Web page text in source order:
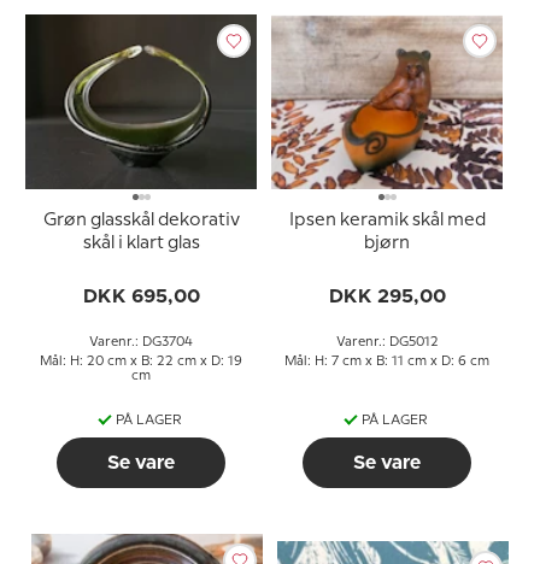
Grøn glasskål dekorativ
skål i klart glas
DKK 695,00
Varenr.: DG3704
Mål: H: 20 cm x B: 22 cm x D: 19
cm
PÅ LAGER
Se vare
Ipsen keramik skål med
bjørn
DKK 295,00
Varenr.: DG5012
Mål: H: 7 cm x B: 11 cm x D: 6 cm
PÅ LAGER
Se vare